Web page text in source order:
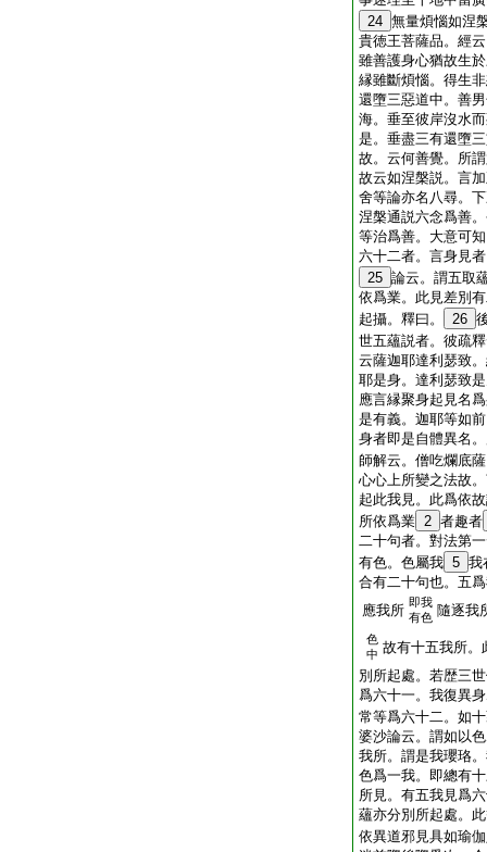
24 無量煩惱如涅
貴徳王菩薩品。經
雖善護身心猶故生
縁雖斷煩惱。得生
還墮三惡道中。善
海。垂至彼岸沒水
是。垂盡三有還墮
故。云何善覺。所
故云如涅槃説。言
舍等論亦名八尋。
涅槃通説六念爲善
等治爲善。大意可
六十二者。言身見
25 論云。謂五取
依爲業。此見差別
起攝。釋曰。
26
世五蘊説者。彼疏
云薩迦耶達利瑟致
耶是身。達利瑟致
應言縁聚身起見名
是有義。迦耶等如
身者即是自體異名
師解云。僧吃爛底
心心上所變之法故
起此我見。此爲依
所依爲業 2 者趣者
二十句者。對法第
有色。色屬我 5 我
合有二十句也。五
應我所 即我
有色 隨逐我
色
中 故有十五我所。
別所起處。若歴三
爲六十一。我復異
常等爲六十二。如
婆沙論云。謂如以
我所。謂是我瓔珞
色爲一我。即總有
所見。有五我見爲
蘊亦分別所起處。
依異道邪見具如瑜